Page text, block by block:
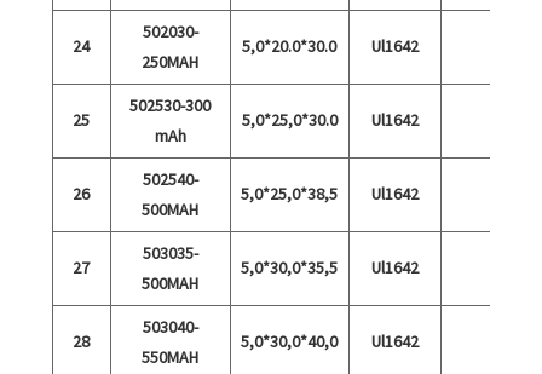
24
502030-
250MAH
5,0*20.0*30.0 Ul1642
25
502530-300
mAh
5,0*25,0*30.0 Ul1642
26
502540-
500MAH
5,0*25,0*38,5 Ul1642
27
503035-
500MAH
5,0*30,0*35,5 Ul1642
28
503040-
550MAH
5,0*30,0*40,0 Ul1642